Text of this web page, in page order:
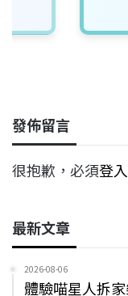
發佈留言
很抱歉，必須登入
最新文章
2026-08-06
體驗喵星人拆